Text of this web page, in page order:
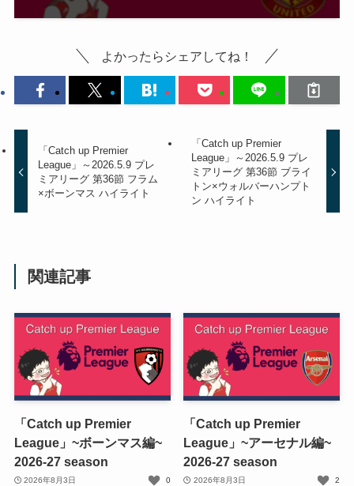
よかったらシェアしてね！
「Catch up Premier
League」～2026.5.9 プレ
ミアリーグ 第36節 フラム
×ボーンマス ハイライト
「Catch up Premier
League」～2026.5.9 プレ
ミアリーグ 第36節 ブライ
トン×ウォルバーハンプト
ン ハイライト
関連記事
「Catch up Premier
League」~ボーンマス編~
2026-27 season
2026年8月3日 0
「Catch up Premier
League」~アーセナル編~
2026-27 season
2026年8月3日 2